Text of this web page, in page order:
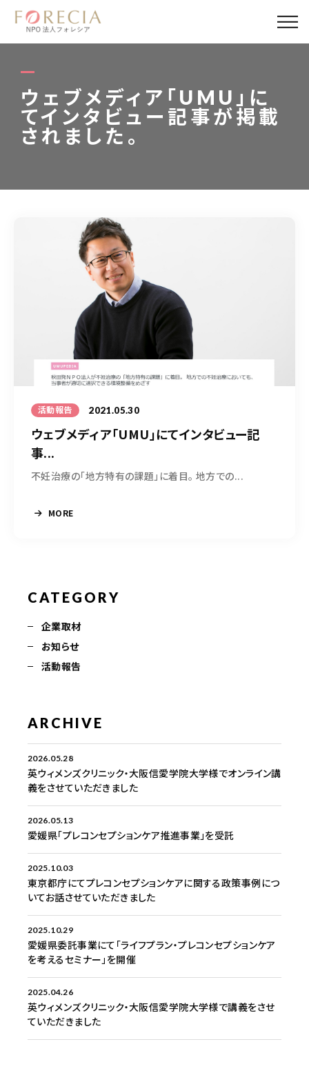
ウェブメディア「UMU」に
てインタビュー記事が掲載
されました。
活動報告 2021.05.30
ウェブメディア「UMU」にてインタビュー記
事...
不妊治療の「地方特有の課題」に着目。 地方での...
MORE
CATEGORY
企業取材
お知らせ
活動報告
ARCHIVE
2026.05.28
英ウィメンズクリニック・大阪信愛学院大学様でオンライン講
義をさせていただきました
2026.05.13
愛媛県「プレコンセプションケア推進事業」を受託
2025.10.03
東京都庁にてプレコンセプションケアに関する政策事例につ
いてお話させていただきました
2025.10.29
愛媛県委託事業にて「ライフプラン・プレコンセプションケア
を考えるセミナー」を開催
2025.04.26
英ウィメンズクリニック・大阪信愛学院大学様で講義をさせ
ていただきました
私たちについて
事業内容
事業実績
パートナー
寄付・応援
050-5490-5950
営業時間 9:00-17:00（土日祝除く）
お問い合わせはこちら